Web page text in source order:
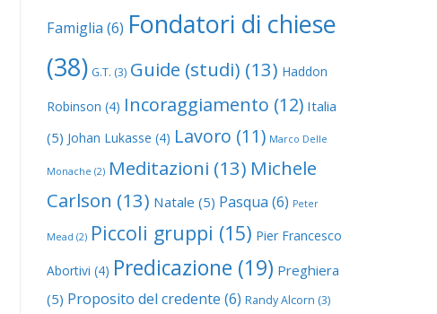
Famiglia (6) Fondatori di chiese
(38) G.T. (3) Guide (studi) (13) Haddon
Robinson (4) Incoraggiamento (12) Italia
(5) Johan Lukasse (4) Lavoro (11) Marco Delle
Monache (2) Meditazioni (13) Michele
Carlson (13) Natale (5) Pasqua (6) Peter
Mead (2) Piccoli gruppi (15) Pier Francesco
Abortivi (4) Predicazione (19) Preghiera
(5) Proposito del credente (6) Randy Alcorn (3)